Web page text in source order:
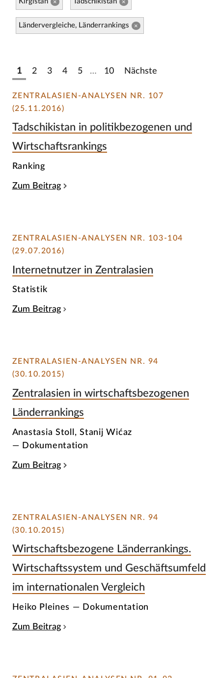
× ×
Ländervergleiche, Länderrankings ×
1 2 3 4 5 … 10 Nächste
ZENTRALASIEN-ANALYSEN NR. 107
(25.11.2016)
Tadschikistan in politikbezogenen und
Wirtschaftsrankings
Ranking
Zum Beitrag
ZENTRALASIEN-ANALYSEN NR. 103-104
(29.07.2016)
Internetnutzer in Zentralasien
Statistik
Zum Beitrag
ZENTRALASIEN-ANALYSEN NR. 94
(30.10.2015)
Zentralasien in wirtschaftsbezogenen
Länderrankings
Anastasia Stoll, Stanij Wićaz
— Dokumentation
Zum Beitrag
ZENTRALASIEN-ANALYSEN NR. 94
(30.10.2015)
Wirtschaftsbezogene Länderrankings.
Wirtschaftssystem und Geschäftsumfeld
im internationalen Vergleich
Heiko Pleines — Dokumentation
Zum Beitrag